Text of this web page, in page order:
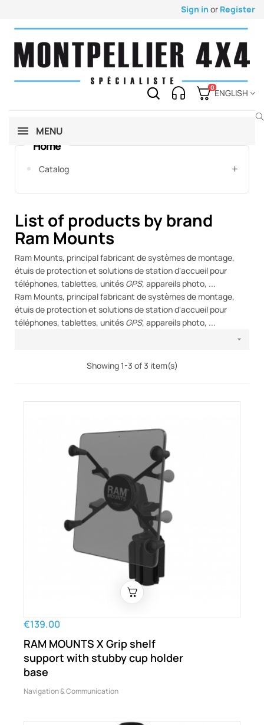
Sign in or Register
0
ENGLISH
MENU
Home
Catalog
List of products by brand
Ram Mounts
Ram Mounts, principal fabricant de systèmes de montage,
étuis de protection et solutions de station d'accueil pour
téléphones, tablettes, unités GPS, appareils photo, ...
Ram Mounts, principal fabricant de systèmes de montage,
étuis de protection et solutions de station d'accueil pour
téléphones, tablettes, unités GPS, appareils photo, ...

Showing 1-3 of 3 item(s)
€139.00
RAM MOUNTS X Grip shelf
support with stubby cup holder
base
Navigation & Communication